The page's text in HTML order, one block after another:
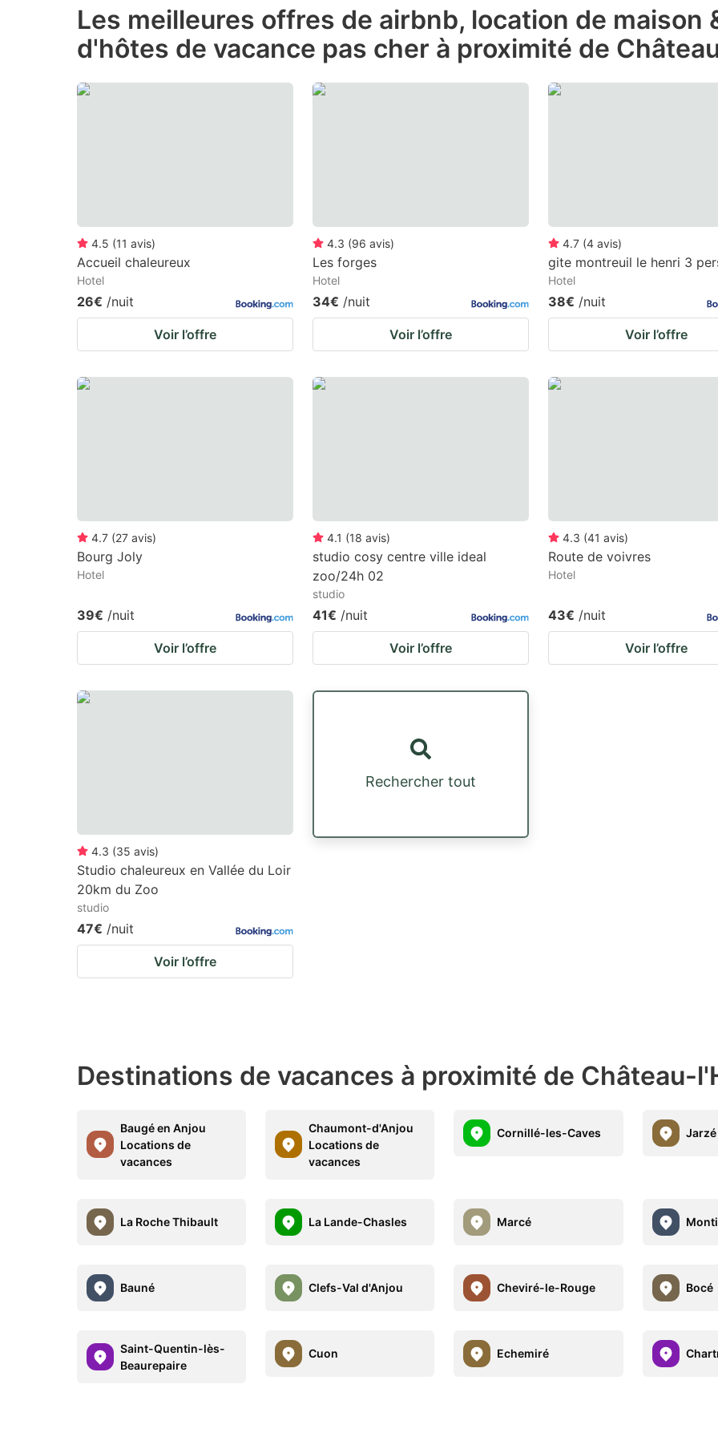
the
question
for
changing
the
question
for
changing
Les meilleures offres de airbnb, location de maison
d'hôtes de vacance pas cher à proximité de
4.5 (11 avis)
Accueil chaleureux
Hotel
26€ /nuit
Voir l’offre
4.3 (96 avis)
Les forges
Hotel
34€ /nuit
Voir l’offre
4.7 (4 avis)
gite montreuil le henri 3
Hotel
38€ /nuit
Voir l’offre
4.7 (27 avis)
Bourg Joly
Hotel
39€ /nuit
Voir l’offre
4.1 (18 avis)
studio cosy centre ville ideal
zoo/24h 02
studio
41€ /nuit
Voir l’offre
4.3 (41 avis)
Route de voivres
Hotel
43€ /nuit
Voir l’offre
4.3 (35 avis)
Studio chaleureux en Vallée du Loir
20km du Zoo
studio
47€ /nuit
Voir l’offre
Rechercher tout
Destinations de vacances à proximité de Château-
Baugé en Anjou
Locations de
vacances
Chaumont-d'Anjou
Locations de
vacances
Cornillé-les-Caves
La Roche Thibault La Lande-Chasles Marcé
Bauné Clefs-Val d'Anjou Cheviré-le-Rouge Bocé
Saint-Quentin-lès-
Beaurepaire
Cuon Echemiré